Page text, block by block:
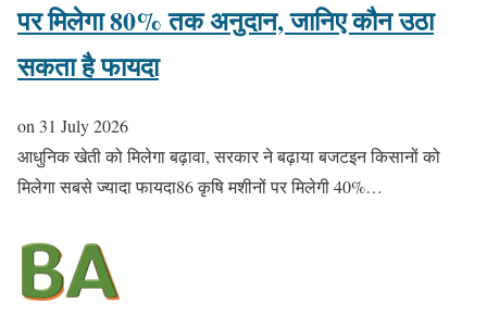
पर मिलेगा 80% तक अनुदान, जानिए कौन उठा
सकता है फायदा
on 31 July 2026
आधुनिक खेती को मिलेगा बढ़ावा, सरकार ने बढ़ाया बजटइन किसानों को
मिलेगा सबसे ज्यादा फायदा86 कृषि मशीनों पर मिलेगी 40%…